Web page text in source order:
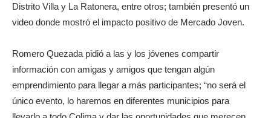
Distrito Villa y La Ratonera, entre otros; también presentó un
video donde mostró el impacto positivo de Mercado Joven.
Romero Quezada pidió a las y los jóvenes compartir
información con amigas y amigos que tengan algún
emprendimiento para llegar a más participantes; “no será el
único evento, lo haremos en diferentes municipios para